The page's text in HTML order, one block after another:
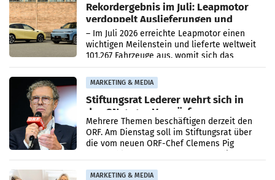
Rekordergebnis im Juli: Leapmotor
verdoppelt Auslieferungen und
überschreitet die 100.000er-Marke
– Im Juli 2026 erreichte Leapmotor einen
wichtigen Meilenstein und lieferte weltweit
101.267 Fahrzeuge aus, womit sich das
Ergebnis gegenüber Juli 2025 mehr als
verdoppelte (+102
MARKETING & MEDIA
Stiftungsrat Lederer wehrt sich in
den SN gegen Vorwürfe
Mehrere Themen beschäftigen derzeit den
ORF. Am Dienstag soll im Stiftungsrat über
die vom neuen ORF-Chef Clemens Pig
MARKETING & MEDIA